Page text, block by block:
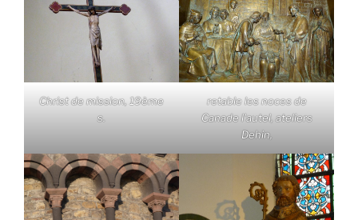
Christ de mission, 19ème
s.
retable les noces de
Canade l'autel, ateliers
Dehin,